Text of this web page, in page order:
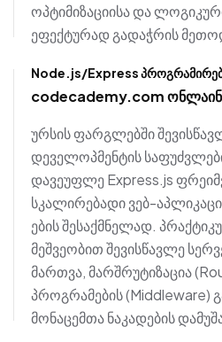
ოპტიმიზაციისა და
ეფექტურად გადაჭრის
Node.js/Express
codecademy.com
ურსის ფარგლებში
დეველოპმენტის
დავეუფლე Express.js
სკალირებადი ვებ-
ების შესაქმნელად.
მეშვეობით შევისწავლე
მართვა, მარშრუტიზაცია
პროგრამების (Middleware)
მონაცემთა ნაკადების